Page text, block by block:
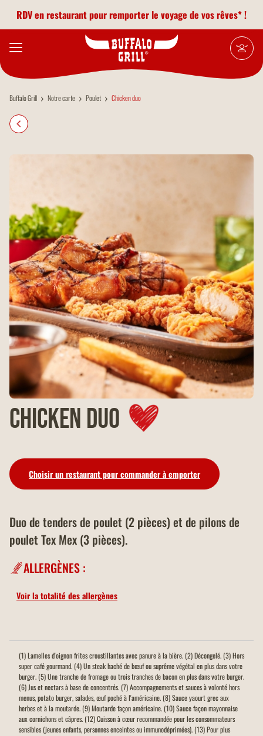
RDV en restaurant pour remporter le voyage de vos rêves* !
Buffalo Grill Notre carte Poulet Chicken duo
Chicken duo
Choisir un restaurant pour commander à emporter
Duo de tenders de poulet (2 pièces) et de pilons de
poulet Tex Mex (3 pièces).
ALLERGÈNES :
Voir la totalité des allergènes
(1) Lamelles d'oignon frites croustillantes avec panure à la bière. (2) Décongelé. (3) Hors
super café gourmand. (4) Un steak haché de bœuf ou suprême végétal en plus dans votre
burger. (5) Une tranche de fromage ou trois tranches de bacon en plus dans votre burger.
(6) Jus et nectars à base de concentrés. (7) Accompagnements et sauces à volonté hors
menus, potato burger, salades, œuf poché à l'américaine. (8) Sauce yaourt grec aux
herbes et à la moutarde. (9) Moutarde façon américaine. (10) Sauce façon mayonnaise
aux cornichons et câpres. (12) Cuisson à cœur recommandée pour les consommateurs
sensibles (jeunes enfants, personnes enceintes ou immunodéprimées). (13) Pour plus